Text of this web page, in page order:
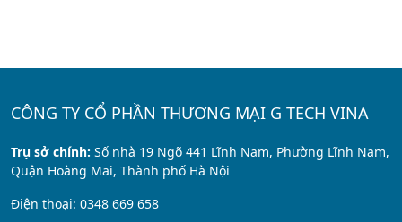
CÔNG TY CỔ PHẦN THƯƠNG MẠI G TECH VINA
Trụ sở chính: Số nhà 19 Ngõ 441 Lĩnh Nam, Phường Lĩnh Nam,
Quận Hoàng Mai, Thành phố Hà Nội
Điện thoại: 0348 669 658